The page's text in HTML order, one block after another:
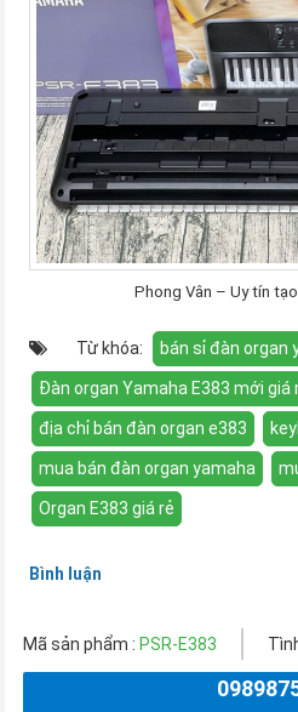
Phong Vân – Uy tín
Từ khóa: bán sỉ đàn organ
Đàn organ Yamaha E383 mới giá
địa chỉ bán đàn organ e383
mua bán đàn organ yamaha
Organ E383 giá rẻ
Bình luận
Mã sản phẩm : PSR-E383